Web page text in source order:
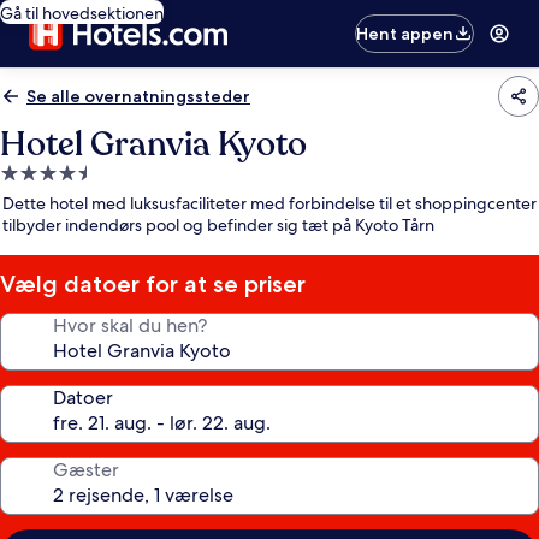
Gå til hovedsektionen
Hent appen
Se alle overnatningssteder
Hotel Granvia Kyoto
4.5-
stjernet
overnatningssted
Dette hotel med luksusfaciliteter med forbindelse til et shoppingcenter
tilbyder indendørs pool og befinder sig tæt på Kyoto Tårn
Vælg datoer for at se priser
Hvor skal du hen?
Datoer
Gæster